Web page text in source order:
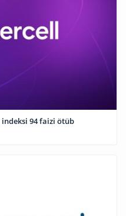
94 faizi ötüb